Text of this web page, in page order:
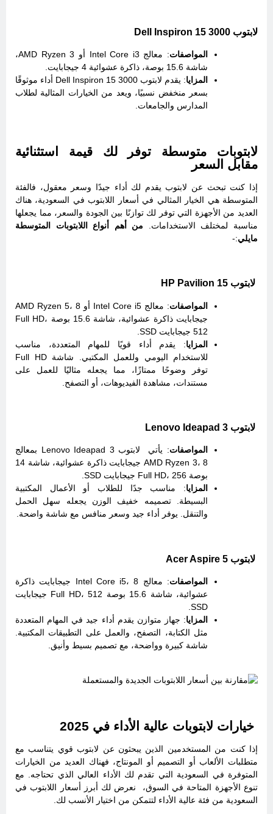
لابتوب Dell Inspiron 15 3000
المواصفات
: معالج Intel Core i3 أو AMD Ryzen 3،
شاشة 15.6 بوصة، ذاكرة عشوائية 4 جيجابايت.
المزايا
: يقدم لابتوب Dell Inspiron 15 3000 أداء موثوقًا
بسعر منخفض نسبيًا، ويعد من الخيارات المثالية لطلاب
المدارس والجامعات.
لابتوبات متوسطة توفر لك قيمة استثنائية
مقابل السعر
إذا كنت تبحث عن لابتوب يقدم لك أداء جيدًا وسعر معقول، فالفئة
المتوسطة هي الخيار المثالي في أسعار اللابتوب في السعودية، هناك
العديد من الأجهزة التي توفر لك توازنًا بين الجودة والسعر، مما يجعلها
مناسبة لمختلف الاستخدامات. من أهم أنواع اللابتوبات المتوسطة
مايلي:-
لابتوب HP Pavilion 15
المواصفات
: معالج Intel Core i5 أو AMD Ryzen 5، 8
جيجابايت ذاكرة عشوائية، شاشة 15.6 بوصة Full HD،
512 جيجابايت SSD.
المزايا: يقدم أداء قويًا للمهام المتعددة، مناسب
للاستخدام اليومي وللعمل المكتبي. شاشة Full HD
توفر وضوحًا ممتازًا، مما يجعله مثاليًا للعمل على
مستندات، مشاهدة الفيديوهات، أو التصفح.
لابتوب Lenovo Ideapad 3
المواصفات
: يأتي لابتوب Lenovo Ideapad 3 بمعالج
AMD Ryzen 3، 8 جيجابايت ذاكرة عشوائية، شاشة 14
بوصة Full HD، 256 جيجابايت SSD.
المزايا: مناسب جدًا للطلاب أو الأعمال المكتبية
البسيطة. تصميمه خفيف الوزن يجعله سهل الحمل
والتنقل. يوفر أداء جيد وسعر منافس مع شاشة واضحة.
لابتوب Acer Aspire 5
المواصفات
: معالج Intel Core i5، 8 جيجابايت ذاكرة
عشوائية، شاشة 15.6 بوصة Full HD، 512 جيجابايت
SSD.
المزايا: جهاز متوازن يقدم أداء جيد في المهام المتعددة
مثل الكتابة، التصفح، والعمل على التطبيقات المكتبية.
شاشة كبيرة وواضحة، مع تصميم بسيط وأنيق.
خيارات لابتوبات عالية الأداء في 2025
إذا كنت من المستخدمين الذين يبحثون عن لابتوب قوي يتناسب مع
متطلبات الألعاب أو التصميم أو المونتاج، فهناك العديد من الخيارات
المتوفرة في السعودية التي تقدم لك الأداء العالي الذي تحتاجه. مع
تنوع الأجهزة المتاحة في السوق، نعرض لك أبرز أسعار اللابتوب في
السعودية من فئة عالية الأداء لتتمكن من اختيار الأنسب لك.